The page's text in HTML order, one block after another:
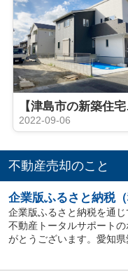
【津島
2022-09-06
不動産売却のこと
企業版ふるさと納税（
企業版ふるさと納税を通
不動産トータルサポート
がとうございます。愛知県